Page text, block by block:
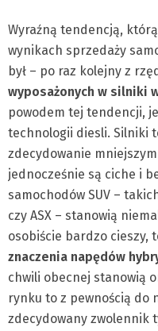
Wyraźną tendencją,
wynikach sprzedaży
był – po raz kolejny z
wyposażonych w silniki
powodem tej tendencji,
technologii diesli. Silniki
zdecydowanie
jednocześnie są ciche i
samochodów SUV –
czy ASX – stanowią
osobiście bardzo cieszy,
znaczenia napędów
chwili obecnej stanowią
rynku to z pewnością do
zdecydowany zwolennik